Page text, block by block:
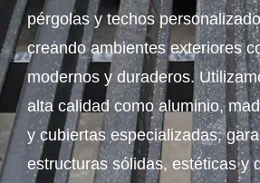
pérgolas y techos
creando ambientes exteriores
modernos y duraderos.
alta calidad como aluminio,
y cubiertas especializadas,
estructuras sólidas, estéticas y